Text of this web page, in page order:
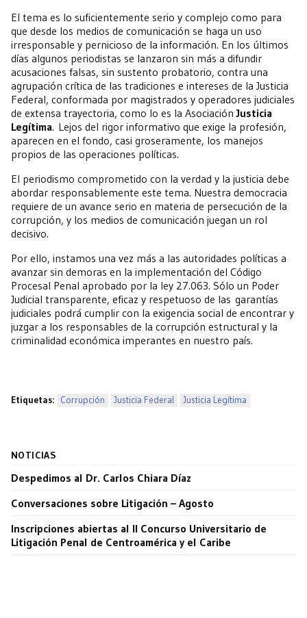
El tema es lo suficientemente serio y complejo como para
que desde los medios de comunicación se haga un uso
irresponsable y pernicioso de la información. En los últimos
días algunos periodistas se lanzaron sin más a difundir
acusaciones falsas, sin sustento probatorio, contra una
agrupación crítica de las tradiciones e intereses de la Justicia
Federal, conformada por magistrados y operadores judiciales
de extensa trayectoria, como lo es la AsociaciónJusticia
Legítima. Lejos del rigor informativo que exige la profesión,
aparecen en el fondo, casi groseramente, los manejos
propios de las operaciones políticas.
El periodismo comprometido con la verdad y la justicia debe
abordar responsablemente este tema. Nuestra democracia
requiere de un avance serio en materia de persecución de la
corrupción, y los medios de comunicación juegan un rol
decisivo.
Por ello, instamos una vez más a las autoridades políticas a
avanzar sin demoras en la implementación del Código
Procesal Penal aprobado por la ley 27.063. Sólo un Poder
Judicial transparente, eficaz y respetuoso de las garantías
judiciales podrá cumplir con la exigencia social de encontrar y
juzgar a los responsables de la corrupción estructural y la
criminalidad económica imperantes en nuestro país.
Etiquetas: Corrupción Justicia Federal Justicia Legítima
NOTICIAS
Despedimos al Dr. Carlos Chiara Díaz
Conversaciones sobre Litigación – Agosto
Inscripciones abiertas al II Concurso Universitario de
Litigación Penal de Centroamérica y el Caribe